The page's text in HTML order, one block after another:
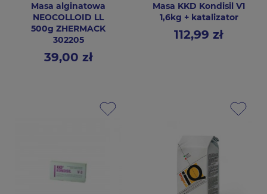
Masa alginatowa
NEOCOLLOID LL
500g ZHERMACK
302205
Cena39,00 zł
Masa KKD Kondisil V1
1,6kg + katalizator
Cena112,99 zł